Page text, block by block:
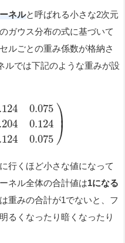
ネルと呼ばれる小さな2次元
ガウス分布の式に基づいて
ルごとの重み係数が格納さ
ルでは下記のような重みが設
0.075
0.124
0.075
⎞
⎠⎟
行くほど小さな値になって
ネル全体の合計値は1になる
重みの合計が1でないと、フ
るくなったり暗くなったり